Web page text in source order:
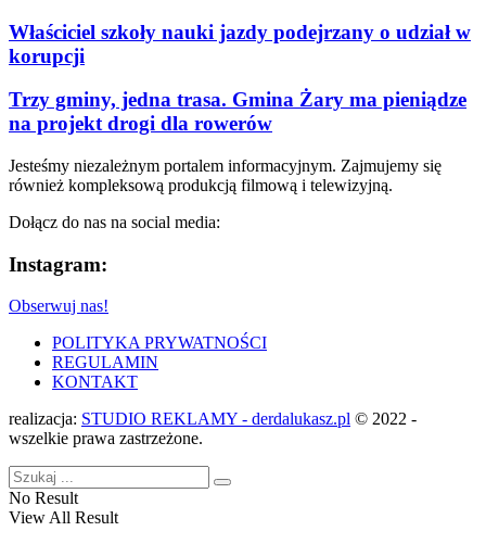
Właściciel szkoły nauki jazdy podejrzany o udział w
korupcji
Trzy gminy, jedna trasa. Gmina Żary ma pieniądze
na projekt drogi dla rowerów
Jesteśmy niezależnym portalem informacyjnym. Zajmujemy się
również kompleksową produkcją filmową i telewizyjną.
Dołącz do nas na social media:
Instagram:
Obserwuj nas!
POLITYKA PRYWATNOŚCI
REGULAMIN
KONTAKT
realizacja: STUDIO REKLAMY - derdalukasz.pl © 2022 -
wszelkie prawa zastrzeżone.
No Result
View All Result